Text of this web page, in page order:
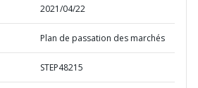
2021/04/22
Plan de passation des marchés
STEP48215